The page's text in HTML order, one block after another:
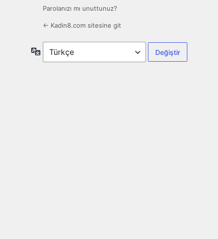
Parolanızı mı unuttunuz?
← Kadin8.com sitesine git
Dil